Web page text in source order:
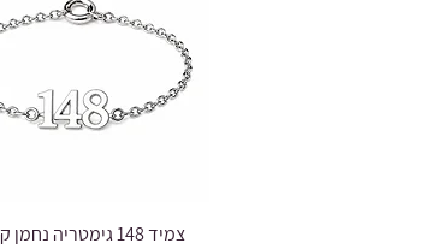
תצוגה מהירה
צמיד 148 גימטריה נחמן קלאסי